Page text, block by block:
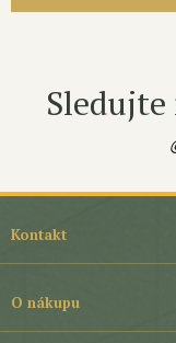
Z
í
Kontakt
O nákupu